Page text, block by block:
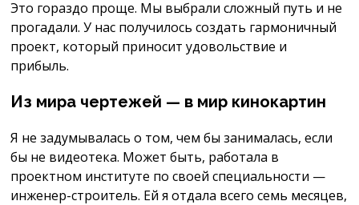
Это гораздо проще. Мы выбрали сложный путь и не
прогадали. У нас получилось создать гармоничный
проект, который приносит удовольствие и
прибыль.
Из мира чертежей — в мир кинокартин
Я не задумывалась о том, чем бы занималась, если
бы не видеотека. Может быть, работала в
проектном институте по своей специальности —
инженер-строитель. Ей я отдала всего семь месяцев,